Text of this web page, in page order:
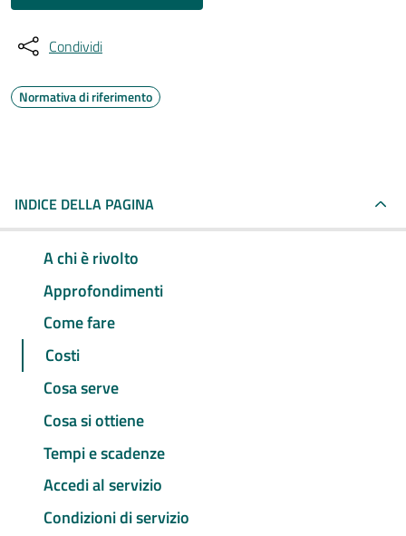
Condividi
Normativa di riferimento
INDICE DELLA PAGINA
A chi è rivolto
Approfondimenti
Come fare
Costi
Cosa serve
Cosa si ottiene
Tempi e scadenze
Accedi al servizio
Condizioni di servizio